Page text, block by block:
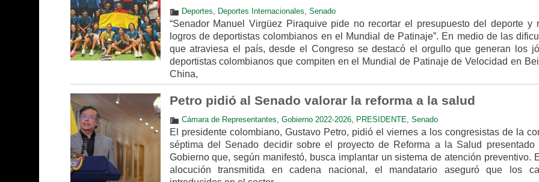
Deportes, Deportes Internacionales, Senado
“Senador Manuel Virgüez Piraquive pide no recortar el presupuesto del deporte y
logros de deportistas colombianos en el Mundial de Patinaje”. En medio de las
que atraviesa el país, desde el Congreso se destacó el orgullo que generan los
deportistas colombianos que compiten en el Mundial de Patinaje de Velocidad en
China,
Petro pidió al Senado valorar la reforma a la salud
Cámara de Representantes Gobierno 2022-2026, PRESIDENTE Senado
El presidente colombiano, Gustavo Petro, pidió el viernes a los congresistas de la
séptima del Senado decidir sobre el proyecto de Reforma a la Salud presentado
Gobierno que, según manifestó, busca implantar un sistema de atención preventivo.
alocución transmitida en cadena nacional, el mandatario aseguró que los